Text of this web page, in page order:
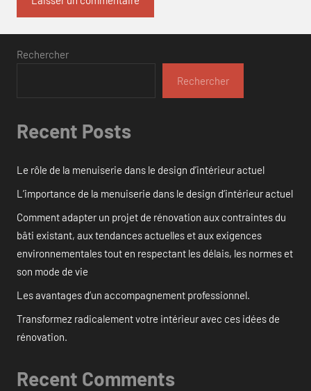
Rechercher
Rechercher
Recent Posts
Le rôle de la menuiserie dans le design d’intérieur actuel
L’importance de la menuiserie dans le design d’intérieur actuel
Comment adapter un projet de rénovation aux contraintes du
bâti existant, aux tendances actuelles et aux exigences
environnementales tout en respectant les délais, les normes et
son mode de vie
Les avantages d’un accompagnement professionnel.
Transformez radicalement votre intérieur avec ces idées de
rénovation.
Recent Comments